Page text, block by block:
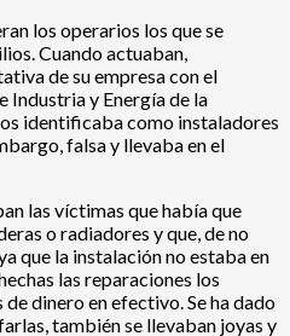
los operarios los que se
Cuando actuaban,
de su empresa con el
y Energía de la
identificaba como instaladores
falsa y llevaba en el
las víctimas que había que
o radiadores y que, de no
que la instalación no estaba en
las reparaciones los
dinero en efectivo. Se ha dado
también se llevaban joyas y